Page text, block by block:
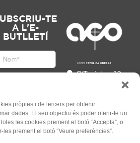
pròpies i de tercers per obtenir
dades. El seu objectiu és poder oferir-te un
les cookies prement el botó “Accepta”, o
prement el botó “Veure preferències”.
TE
A L'E-
BUTLLETÍ
Accepto
legal
C/Tapioles, 10
93 505 86 86
hola@acocat.org